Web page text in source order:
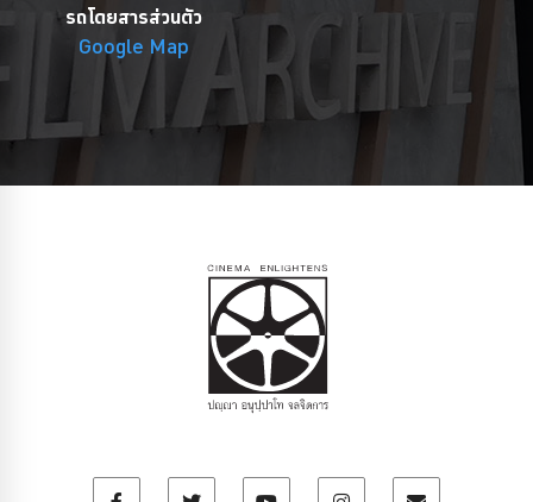
รถโดยสารส่วนตัว
Google Map